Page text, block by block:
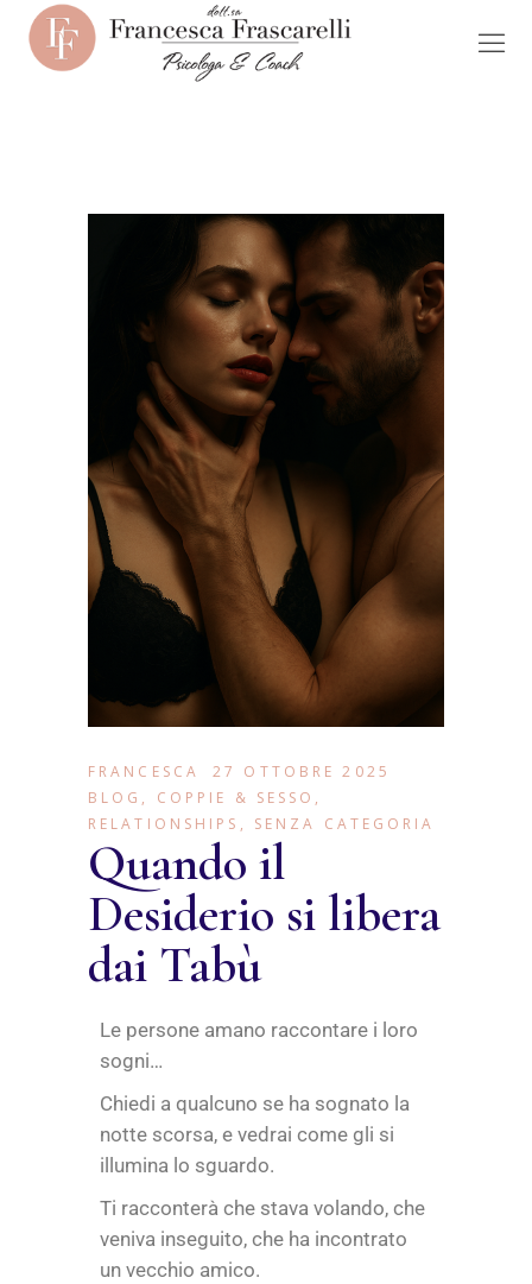
FRANCESCA
27 OTTOBRE 2025
BLOG , COPPIE & SESSO ,
RELATIONSHIPS , SENZA CATEGORIA
Quando il
Desiderio si libera
dai Tabù
Le persone amano raccontare i loro
sogni…
Chiedi a qualcuno se ha sognato la
notte scorsa, e vedrai come gli si
illumina lo sguardo.
Ti racconterà che stava volando, che
veniva inseguito, che ha incontrato
un vecchio amico.